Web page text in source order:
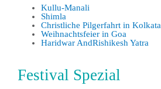
Kullu-Manali
Shimla
Christliche Pilgerfahrt in Kolkata
Weihnachtsfeier in Goa
Haridwar AndRishikesh Yatra
Festival Spezial